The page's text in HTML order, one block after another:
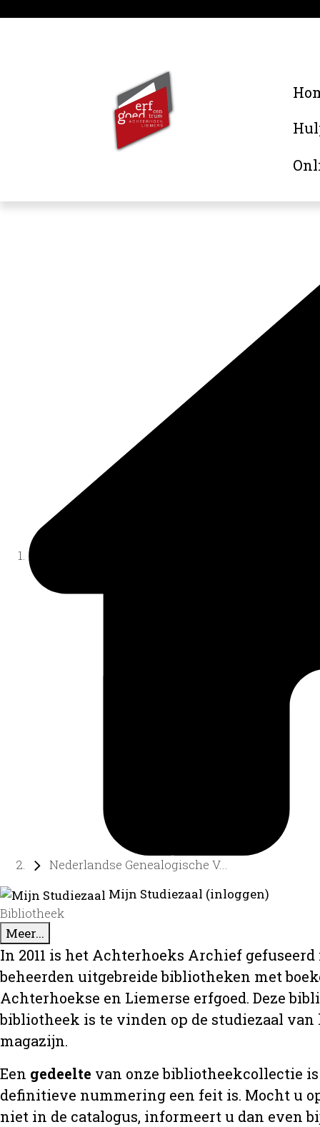
Nederlandse Genealogische V...
Mijn Studiezaal (inloggen)
Bibliotheek
Meer...
In 2011 is het Achterhoeks Archief
beheerden uitgebreide bibliotheken met
Achterhoekse en Liemerse erfgoed. Deze
bibliotheek is te vinden op de studiezaal
magazijn.
Een gedeelte van onze bibliotheekcollectie
definitieve nummering een feit is. Mocht u
niet in de catalogus, informeert u dan even